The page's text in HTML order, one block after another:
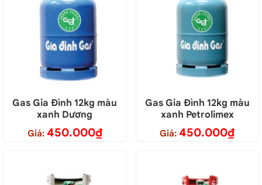
Gas Gia Đình 12kg màu
xanh Dương
Giá: 450.000₫
Gas Gia Đình 12kg màu
xanh Petrolimex
Giá: 450.000₫